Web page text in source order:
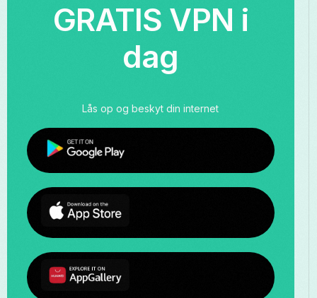
GRATIS VPN i
dag
Lås op og beskyt din internet